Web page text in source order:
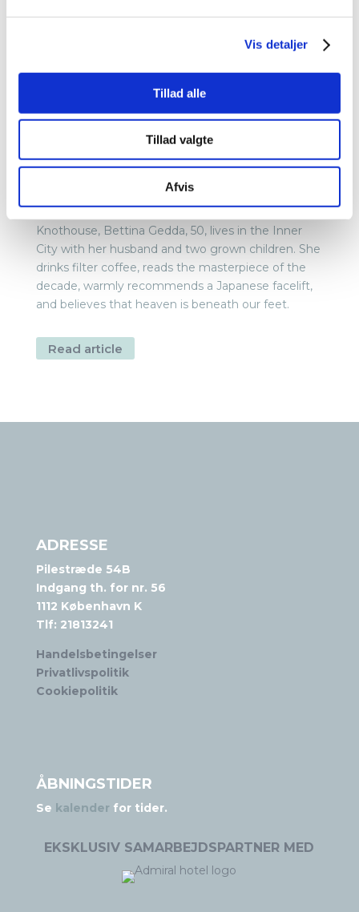
Vis detaljer
Tillad alle
Tillad valgte
Afvis
EUROWOMAN /
Moodboard
Designer and founder of the carpet company
Knothouse, Bettina Gedda, 50, lives in the Inner
City with her husband and two grown children. She
drinks filter coffee, reads the masterpiece of the
decade, warmly recommends a Japanese facelift,
and believes that heaven is beneath our feet.
Read article
ADRESSE
Pilestræde 54B
Indgang th. for nr. 56
1112 København K
Tlf: 21813241
Handelsbetingelser
Privatlivspolitik
Cookiepolitik
ÅBNINGSTIDER
Se kalender for tider.
EKSKLUSIV SAMARBEJDSPARTNER MED